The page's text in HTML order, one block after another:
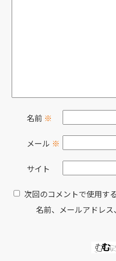
名前 ※
メール ※
サイト
次回のコメントで使用す
名前、メールアドレス